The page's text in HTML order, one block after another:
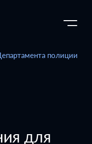
полиции
для